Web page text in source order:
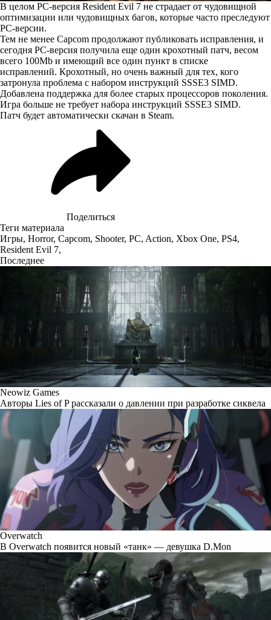
В целом PC-версия Resident Evil 7 не страдает от чудовищной
оптимизации или чудовищных багов, которые часто преследуют
PC-версии.
Тем не менее Capcom продолжают публиковать исправления, и
сегодня PC-версия получила еще один крохотный патч, весом
всего 100Mb и имеющий все один пункт в списке
исправлений. Крохотный, но очень важный для тех, кого
затронула проблема с набором инструкций SSSE3 SIMD.
Добавлена поддержка для более старых процессоров поколения.
Игра больше не требует набора инструкций SSSE3 SIMD.
Патч будет автоматически скачан в Steam.
Поделиться
Теги материала
Игры, Horror, Capcom, Shooter, PC, Action, Xbox One, PS4,
Resident Evil 7,
Последнее
Neowiz Games
Авторы Lies of P рассказали о давлении при разработке сиквела
Overwatch
В Overwatch появится новый «танк» — девушка D.Mon